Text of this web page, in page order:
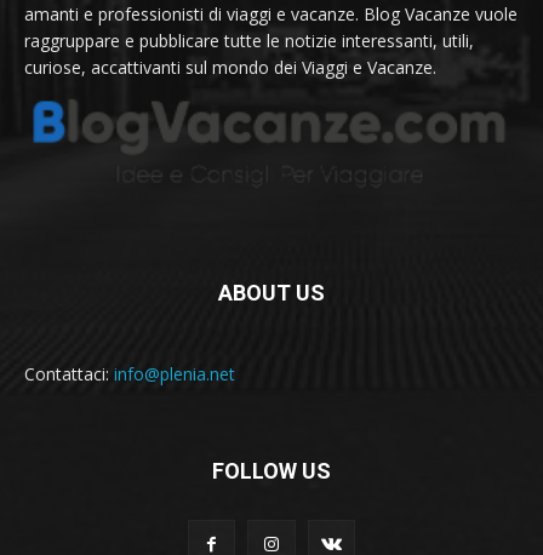
amanti e professionisti di viaggi e vacanze. Blog Vacanze vuole
raggruppare e pubblicare tutte le notizie interessanti, utili,
curiose, accattivanti sul mondo dei Viaggi e Vacanze.
ABOUT US
Contattaci: info@plenia.net
FOLLOW US